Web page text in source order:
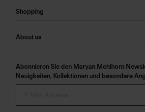
Shopping
About us
Abonnieren Sie den Maryan Mehlhorn
Neuigkeiten, Kollektionen und besondere